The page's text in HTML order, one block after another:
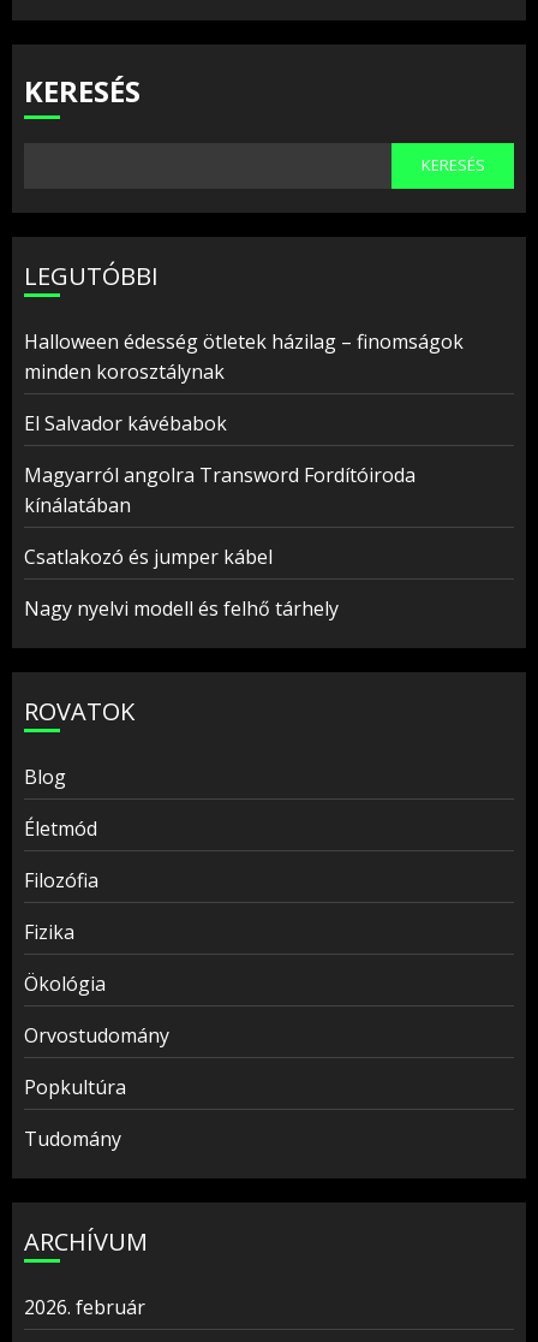
KERESÉS
KERESÉS
LEGUTÓBBI
Halloween édesség ötletek házilag – finomságok
minden korosztálynak
El Salvador kávébabok
Magyarról angolra Transword Fordítóiroda
kínálatában
Csatlakozó és jumper kábel
Nagy nyelvi modell és felhő tárhely
ROVATOK
Blog
Életmód
Filozófia
Fizika
Ökológia
Orvostudomány
Popkultúra
Tudomány
ARCHÍVUM
2026. február